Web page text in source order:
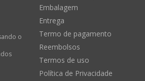
o
Embalagem
Entrega
Termo de pagamento
Reembolsos
Termos de uso
Política de Privacidade